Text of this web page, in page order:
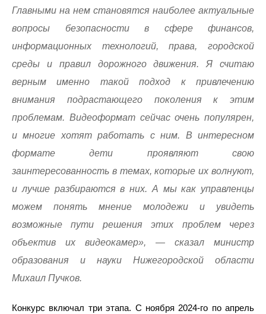
Главными на нем становятся наиболее актуальные
вопросы безопасности в сфере финансов,
информационных технологий, права, городской
среды и правил дорожного движения. Я считаю
верным именно такой подход к привлечению
внимания подрастающего поколения к этим
проблемам. Видеоформат сейчас очень популярен,
и многие хотят работать с ним. В интересном
формате дети проявляют свою
заинтересованность в темах, которые их волнуют,
и лучше разбираются в них. А мы как управленцы
можем понять мнение молодежи и увидеть
возможные пути решения этих проблем через
объектив их видеокамер», — сказал министр
образования и науки Нижегородской области
Михаил Пучков.
Конкурс включал три этапа. С ноября 2024-го по апрель